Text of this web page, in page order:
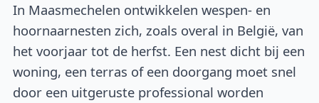
In Maasmechelen ontwikkelen wespen- en
hoornaarnesten zich, zoals overal in België, van
het voorjaar tot de herfst. Een nest dicht bij een
woning, een terras of een doorgang moet snel
door een uitgeruste professional worden